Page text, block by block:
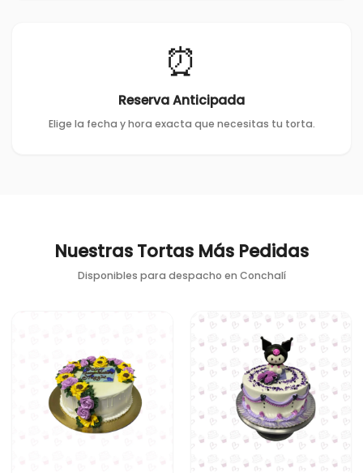
⏰
Reserva Anticipada
Elige la fecha y hora exacta que necesitas tu torta.
Nuestras Tortas Más Pedidas
Disponibles para despacho en Conchalí